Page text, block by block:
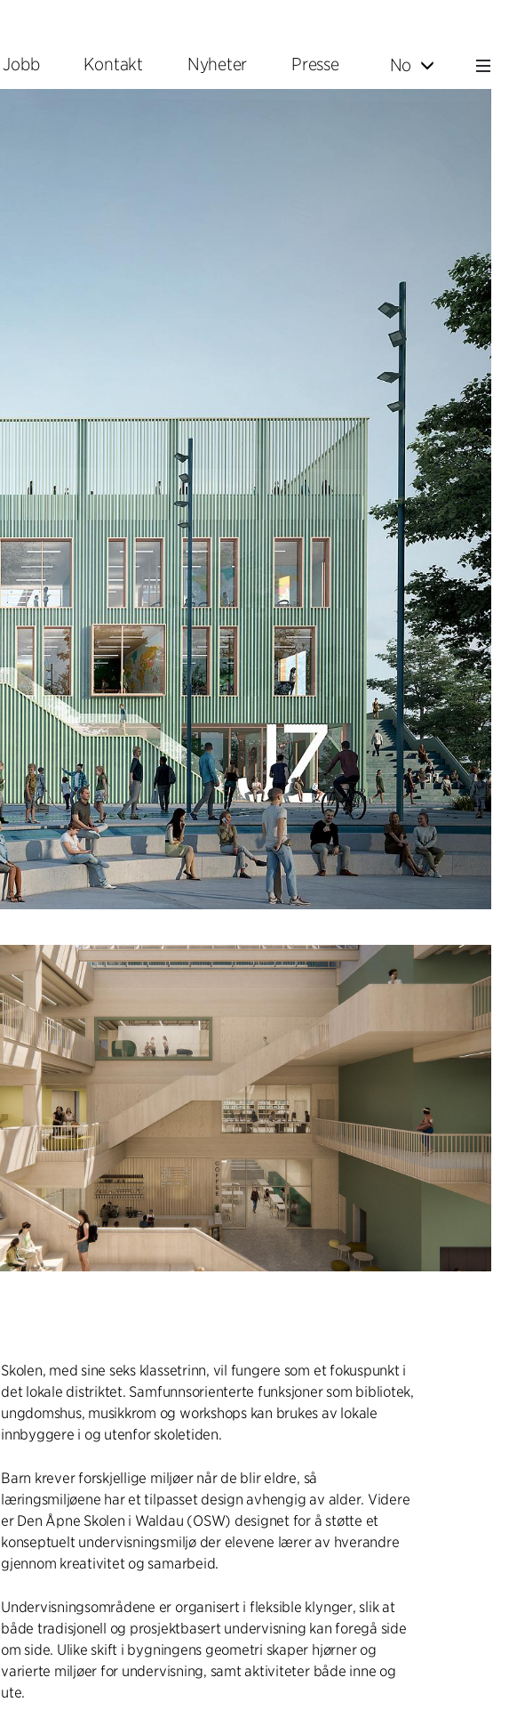
Jobb Kontakt Nyheter Presse No
Skolen, med sine seks klassetrinn, vil fungere som et fokuspunkt i
det lokale distriktet. Samfunnsorienterte funksjoner som bibliotek,
ungdomshus, musikkrom og workshops kan brukes av lokale
innbyggere i og utenfor skoletiden.
Barn krever forskjellige miljøer når de blir eldre, så
læringsmiljøene har et tilpasset design avhengig av alder. Videre
er Den Åpne Skolen i Waldau (OSW) designet for å støtte et
konseptuelt undervisningsmiljø der elevene lærer av hverandre
gjennom kreativitet og samarbeid.
Undervisningsområdene er organisert i fleksible klynger, slik at
både tradisjonell og prosjektbasert undervisning kan foregå side
om side. Ulike skift i bygningens geometri skaper hjørner og
varierte miljøer for undervisning, samt aktiviteter både inne og
ute.